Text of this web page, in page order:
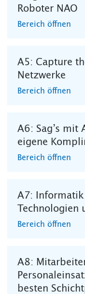
Roboter NAO
Bereich öffnen
A5: Capture
Netzwerke
Bereich öffnen
A6: Sag’s mit
eigene
Bereich öffnen
A7:
Technologien
Bereich öffnen
A8:
besten